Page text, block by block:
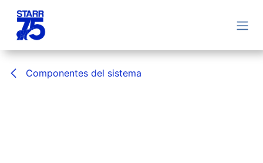
Componentes del sistema